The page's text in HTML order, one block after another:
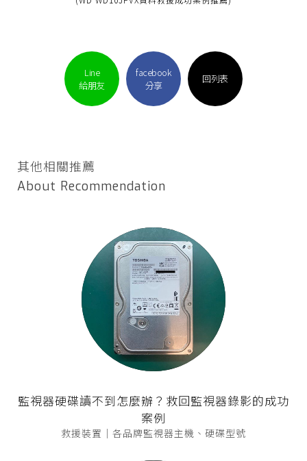
Line
給朋友
facebook
分享
回列表
其他相關推薦
About Recommendation
監視器硬碟讀不到怎麼辦？救回監視器錄影的成功
案例
救援裝置｜各品牌監視器主機、硬碟型號